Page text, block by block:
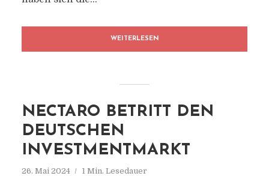
WEITERLESEN
NECTARO BETRITT DEN
DEUTSCHEN
INVESTMENTMARKT
26. Mai 2024 1 Min. Lesedauer